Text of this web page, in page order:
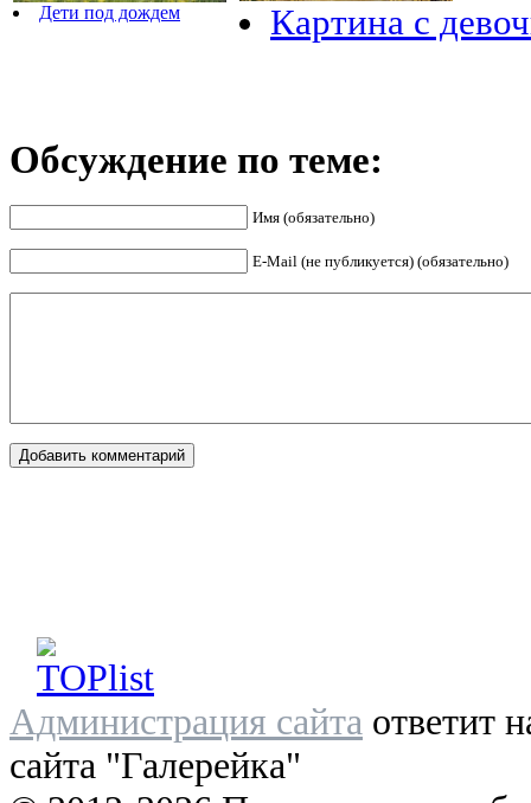
Дети под дождем Картина с
Обсуждение по теме:
Имя (обязательно)
E-Mail (не публикуется) (обязательно)
Администрация сайта ответит
сайта "Галерейка"